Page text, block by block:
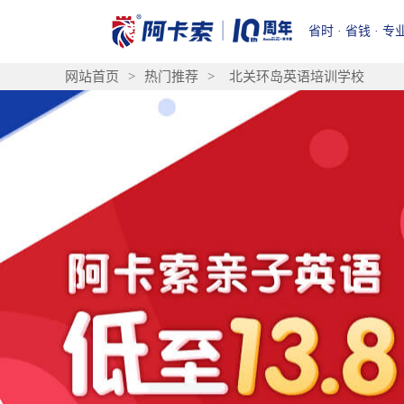
省时 · 省钱 · 专
网站首页 > 热门推荐 > 北关环岛英语培训学校